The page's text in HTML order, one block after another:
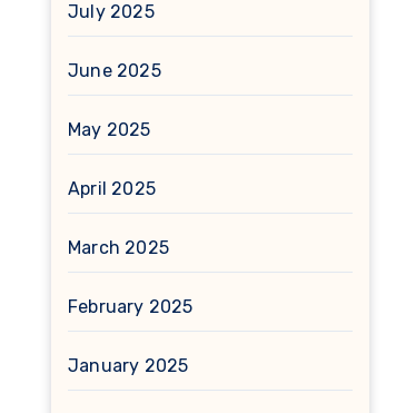
July 2025
June 2025
May 2025
April 2025
March 2025
February 2025
January 2025